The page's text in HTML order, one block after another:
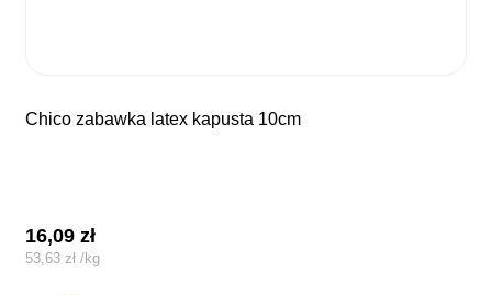
chico zabawka latex kapusta 10cm
16,09zł
53,63zł /kg